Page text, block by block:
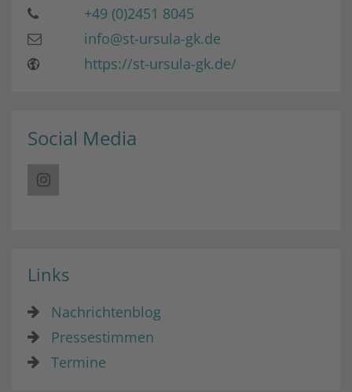
+49 (0)2451 8045
info@st-ursula-gk.de
https://st-ursula-gk.de/
Social Media
Links
Nachrichtenblog
Pressestimmen
Termine